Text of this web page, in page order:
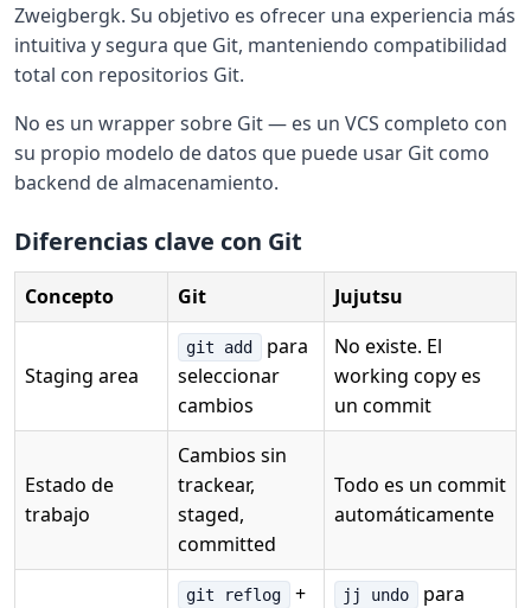
Zweigbergk. Su objetivo es ofrecer una experiencia más
intuitiva y segura que Git, manteniendo compatibilidad
total con repositorios Git.
No es un wrapper sobre Git — es un VCS completo con
su propio modelo de datos que puede usar Git como
backend de almacenamiento.
Diferencias clave con Git
Concepto Git Jujutsu
Staging area
git add
para
seleccionar
cambios
No existe. El
working copy es
un commit
Estado de
trabajo
Cambios sin
trackear,
staged,
committed
Todo es un commit
automáticamente
git reflog
+
jj undo
para